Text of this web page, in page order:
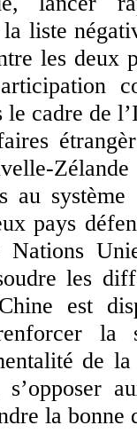
liste
les deux
le cadre de
au
pays
les
est
la
de
s’opposer
la